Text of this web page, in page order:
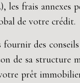
frais annexes
de votre crédit.
des
de sa structure
prêt